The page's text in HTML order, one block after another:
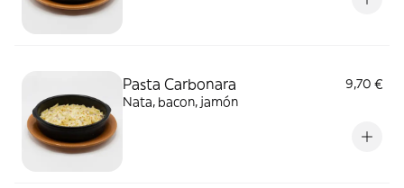
Pasta Carbonara
9,70 €
Nata, bacon, jamón